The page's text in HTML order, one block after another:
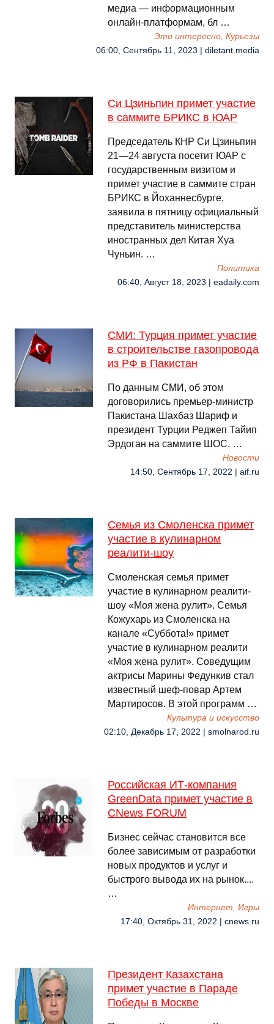
медиа — информационным
онлайн-платформам, бл …
Это интересно, Курьезы
06:00, Сентябрь 11, 2023 | diletant.media
Си Цзиньпин примет участие
в саммите БРИКС в ЮАР
Председатель КНР Си Цзиньпин
21—24 августа посетит ЮАР с
государственным визитом и
примет участие в саммите стран
БРИКС в Йоханнесбурге,
заявила в пятницу официальный
представитель министерства
иностранных дел Китая Хуа
Чуньин. …
Политика
06:40, Август 18, 2023 | eadaily.com
СМИ: Турция примет участие
в строительстве газопровода
из РФ в Пакистан
По данным СМИ, об этом
договорились премьер-министр
Пакистана Шахбаз Шариф и
президент Турции Реджеп Тайип
Эрдоган на саммите ШОС. …
Новости
14:50, Сентябрь 17, 2022 | aif.ru
Семья из Смоленска примет
участие в кулинарном
реалити-шоу
Смоленская семья примет
участие в кулинарном реалити-
шоу «Моя жена рулит». Семья
Кожухарь из Смоленска на
канале «Суббота!» примет
участие в кулинарном реалити
«Моя жена рулит». Соведущим
актрисы Марины Федункив стал
известный шеф-повар Артем
Мартиросов. В этой программ …
Культура и искусство
02:10, Декабрь 17, 2022 | smolnarod.ru
Российская ИТ-компания
GreenData примет участие в
CNews FORUM
Бизнес сейчас становится все
более зависимым от разработки
новых продуктов и услуг и
быстрого вывода их на рынок....
…
Интернет, Игры
17:40, Октябрь 31, 2022 | cnews.ru
Президент Казахстана
примет участие в Параде
Победы в Москве